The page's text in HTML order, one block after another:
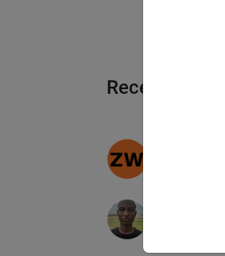
Recent Earners